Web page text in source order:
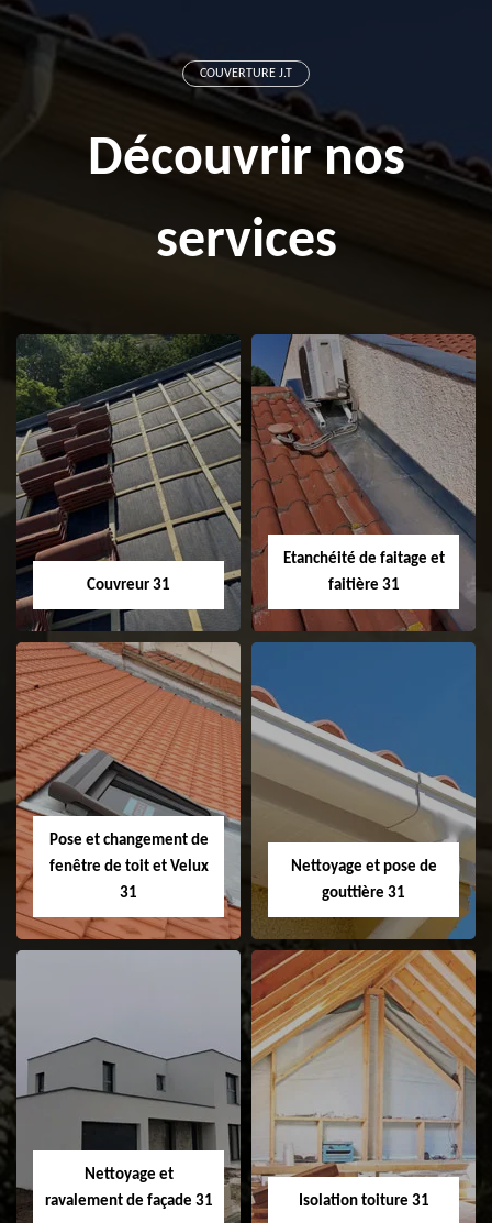
COUVERTURE J.T
Découvrir nos
services
Couvreur 31
Couvreur 31
Etanchéité de faitage et
faitière 31
Etanchéité de
faitage et faitière
31
Pose et changement de
fenêtre de toit et Velux
31
Pose et
changement de
fenêtre de toit et
Velux 31
Nettoyage et pose de
gouttière 31
Nettoyage et pose
Nettoyage et
ravalement de façade 31
Isolation toiture 31